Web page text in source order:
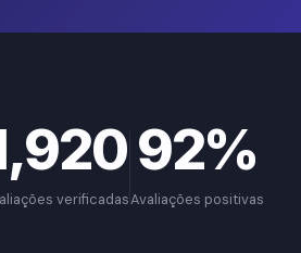
verificadas
92%
Avaliações positivas